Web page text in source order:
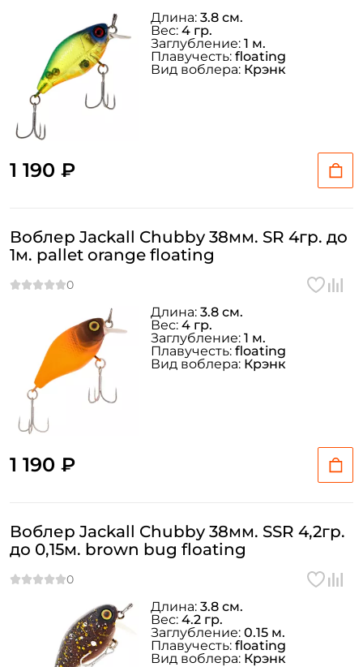
1 190 ₽
Длина: 3.8 см.
Вес: 4 гр.
Заглубление: 1 м.
Плавучесть: floating
Вид воблера: Крэнк
Воблер Jackall Chubby 38мм. SR 4гр. до
1м. pallet orange floating
1 190 ₽
Длина: 3.8 см.
Вес: 4 гр.
Заглубление: 1 м.
Плавучесть: floating
Вид воблера: Крэнк
Воблер Jackall Chubby 38мм. SSR 4,2гр.
до 0,15м. brown bug floating
Длина: 3.8 см.
Вес: 4.2 гр.
Заглубление: 0.15 м.
Плавучесть: floating
Вид воблера: Крэнк